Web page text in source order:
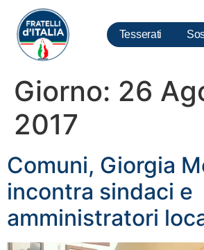
Tesserati
Giorno: 26
2017
Comuni, Giorgia
incontra sindaci e
amministratori